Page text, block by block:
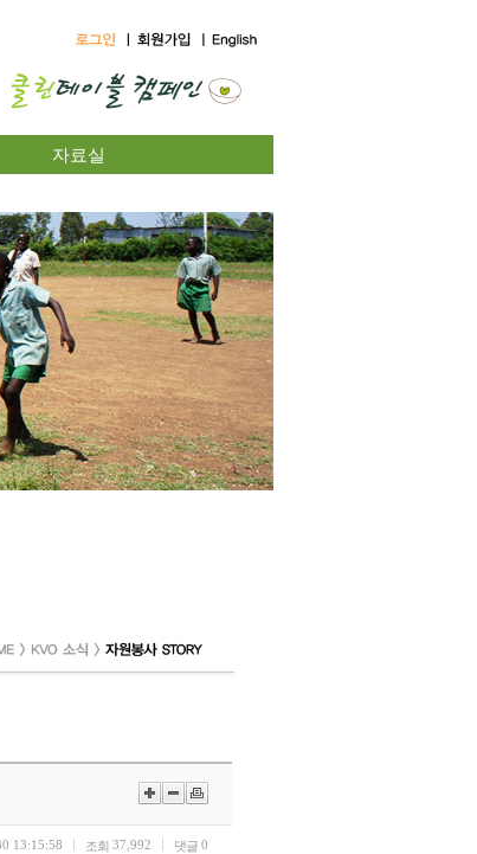
자료실
13:15:58 조회 37,992 댓글 0